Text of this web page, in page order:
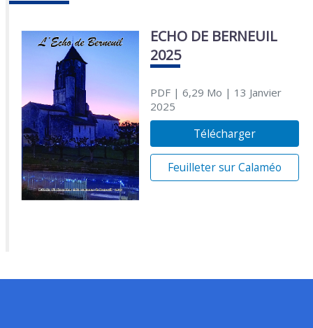
ECHO DE BERNEUIL
2025
PDF| 6,29 Mo | 13 Janvier
2025
Télécharger
Feuilleter sur Calaméo